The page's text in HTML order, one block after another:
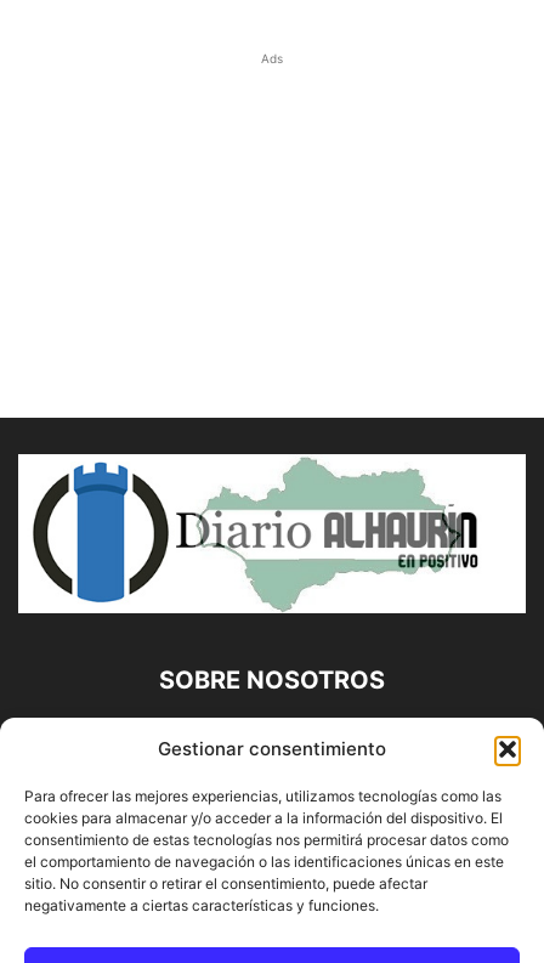
Gestionar consentimiento
Para ofrecer las mejores experiencias, utilizamos tecnologías como las
cookies para almacenar y/o acceder a la información del dispositivo. El
consentimiento de estas tecnologías nos permitirá procesar datos como
el comportamiento de navegación o las identificaciones únicas en este
sitio. No consentir o retirar el consentimiento, puede afectar
negativamente a ciertas características y funciones.
Ads
SOBRE NOSOTROS
Diario Alhaurín (www.alhaurindelatorre.com) Propiedad de
Francisco E. López López | 639 95 71 95 | Noticias de
Alhaurín de la Torre, Málaga y Provincia|
Contáctanos:info@alhaurindelatorre.com
SÍGUENOS